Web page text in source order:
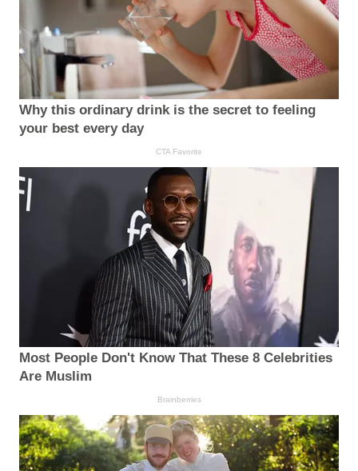
Why this ordinary drink is the secret to feeling
your best every day
CTA Favorite
Most People Don't Know That These 8 Celebrities
Are Muslim
Brainberries